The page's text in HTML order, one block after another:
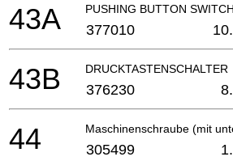
PUSHING BUTTON SWITCH
43A 377010
DRUCKTASTENSCHALTER
43B 376230
Maschinenschraube (mit
44 305499